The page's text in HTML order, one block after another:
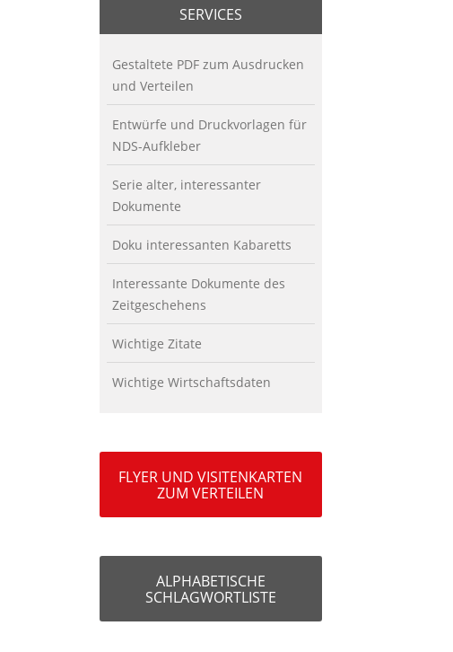
SERVICES
Gestaltete PDF zum Ausdrucken
und Verteilen
Entwürfe und Druckvorlagen für
NDS-Aufkleber
Serie alter, interessanter
Dokumente
Doku interessanten Kabaretts
Interessante Dokumente des
Zeitgeschehens
Wichtige Zitate
Wichtige Wirtschaftsdaten
FLYER UND VISITENKARTEN
ZUM VERTEILEN
ALPHABETISCHE
SCHLAGWORTLISTE